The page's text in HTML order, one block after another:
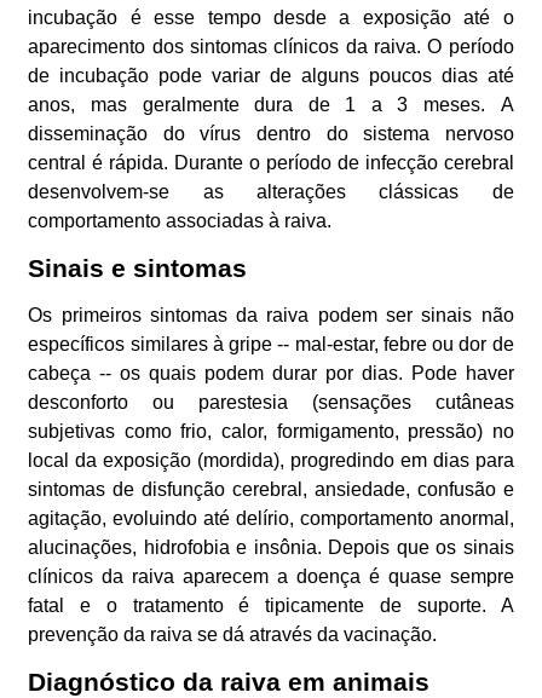
incubação é esse tempo desde a exposição até o
aparecimento dos sintomas clínicos da raiva. O período
de incubação pode variar de alguns poucos dias até
anos, mas geralmente dura de 1 a 3 meses. A
disseminação do vírus dentro do sistema nervoso
central é rápida. Durante o período de infecção cerebral
desenvolvem-se as alterações clássicas de
comportamento associadas à raiva.
Sinais e sintomas
Os primeiros sintomas da raiva podem ser sinais não
específicos similares à gripe -- mal-estar, febre ou dor de
cabeça -- os quais podem durar por dias. Pode haver
desconforto ou parestesia (sensações cutâneas
subjetivas como frio, calor, formigamento, pressão) no
local da exposição (mordida), progredindo em dias para
sintomas de disfunção cerebral, ansiedade, confusão e
agitação, evoluindo até delírio, comportamento anormal,
alucinações, hidrofobia e insônia. Depois que os sinais
clínicos da raiva aparecem a doença é quase sempre
fatal e o tratamento é tipicamente de suporte. A
prevenção da raiva se dá através da vacinação.
Diagnóstico da raiva em animais